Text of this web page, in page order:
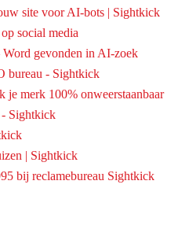
site voor AI-bots | Sightkick
social media
gevonden in AI-zoek
bureau - Sightkick
merk 100% onweerstaanbaar
Sightkick
| Sightkick
bij reclamebureau Sightkick